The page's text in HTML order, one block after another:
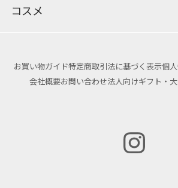
コスメ
お買い物ガイド特定商取引法に基づく表示個
会社概要お問い合わせ法人向けギフト・